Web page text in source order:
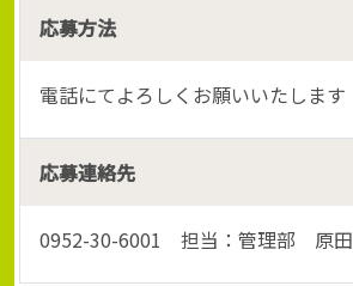
応募方法
電話にてよろしくお願いいたします
応募連絡先
0952-30-6001 担当：管理部 原田